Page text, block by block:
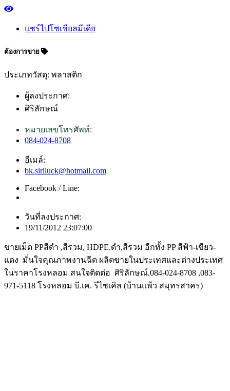
แชร์ไปโซเชียลมีเดีย
ต้องการขาย
ประเภทวัสดุ: พลาสติก
ผู้ลงประกาศ:
ศิริลักษณ์
หมายเลขโทรศัพท์:
084-024-8708
อีเมล์:
bk.siriluck@hotmail.com
Facebook / Line:
วันที่ลงประกาศ:
19/11/2012 23:07:00
ขายเม็ด PPสีดำ ,สีรวม, HDPE.ดำ,สีรวม อีกทั้ง PP สีฟ้า-เขียว-
แดง มั่นใจคุณภาพงานฉีด ผลิตขายในประเทศและต่างประเทศ
ในราคาโรงหลอม สนใจติดต่อ ศิริลักษณ์.084-024-8708 ,083-
971-5118 โรงหลอม บี.เค. รีไซเคิล (บ้านแพ้ว สมุทรสาคร)